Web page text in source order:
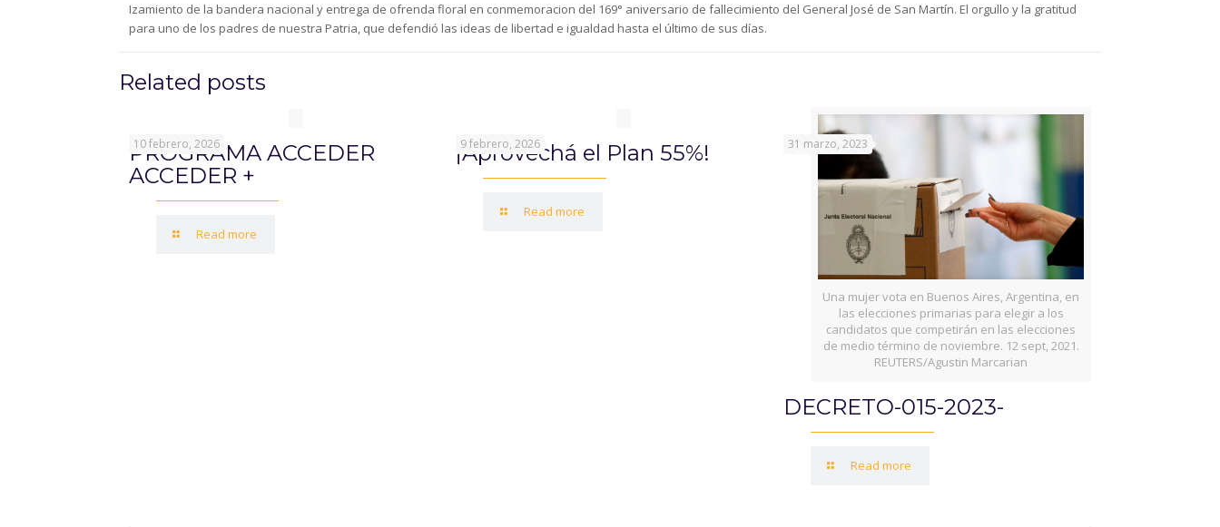
Izamiento de la bandera nacional y entrega de ofrenda floral en conmemoracion del 169° aniversario de fallecimiento del General José de San Martín. El orgullo y la gratitud
para uno de los padres de nuestra Patria, que defendió las ideas de libertad e igualdad hasta el último de sus días.
Related posts
10 febrero, 2026
PROGRAMA ACCEDER
ACCEDER +
Read more
9 febrero, 2026
¡Aprovechá el Plan 55%!
Read more
Una mujer vota en Buenos Aires, Argentina, en
las elecciones primarias para elegir a los
candidatos que competirán en las elecciones
de medio término de noviembre. 12 sept, 2021.
REUTERS/Agustin Marcarian
31 marzo, 2023
DECRETO-015-2023-
Read more